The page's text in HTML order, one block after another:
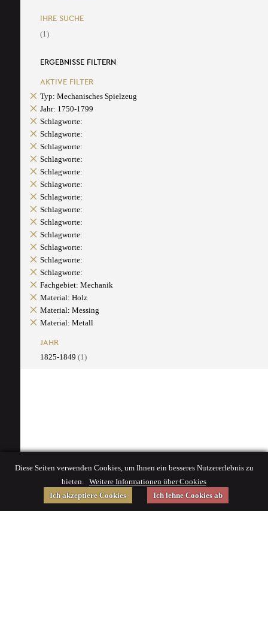
IHRE SUCHE
(1)
ERGEBNISSE FILTERN
AKTIVE FILTER
Typ: Mechanisches Spielzeug
Jahr: 1750-1799
Schlagworte:
Schlagworte:
Schlagworte:
Schlagworte:
Schlagworte:
Schlagworte:
Schlagworte:
Schlagworte:
Schlagworte:
Schlagworte:
Schlagworte:
Schlagworte:
Schlagworte:
Fachgebiet: Mechanik
Material: Holz
Material: Messing
Material: Metall
JAHR
1825-1849 (1)
Diese Seiten verwenden Cookies, um Ihnen ein besseres Nutzererlebnis zu
bieten. Weitere Informationen über Cookies
Ich akzeptiere Cookies
Ich lehne Cookies ab